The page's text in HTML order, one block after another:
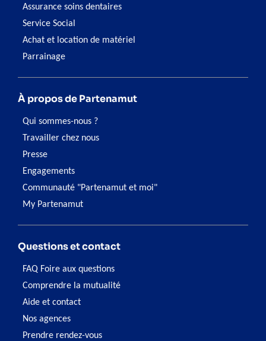
Assurance soins dentaires
Service Social
Achat et location de matériel
Parrainage
À propos de Partenamut
Qui sommes-nous ?
Travailler chez nous
Presse
Engagements
Communauté "Partenamut et moi"
My Partenamut
Questions et contact
FAQ Foire aux questions
Comprendre la mutualité
Aide et contact
Nos agences
Prendre rendez-vous